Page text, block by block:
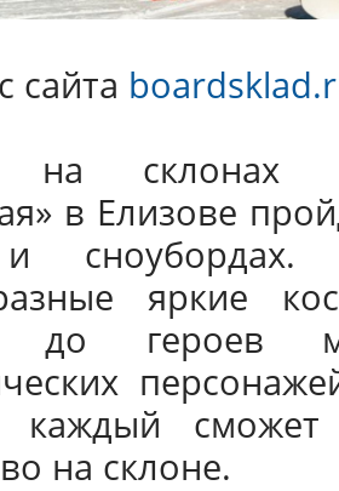
сайта
на склонах
в Елизове
сноубордах.
яркие
до героев
сможет
на склоне.